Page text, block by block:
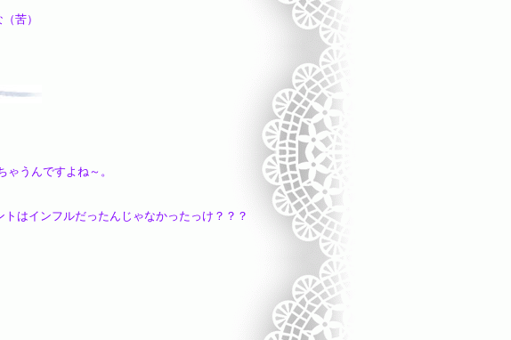
苦）
うんですよね～。
はインフルだったんじゃなかったっけ？？？